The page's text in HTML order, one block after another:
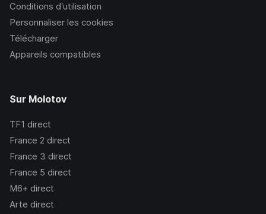
Conditions d’utilisation
Personnaliser les cookies
Télécharger
Appareils compatibles
Sur Molotov
TF1 direct
France 2 direct
France 3 direct
France 5 direct
M6+ direct
Arte direct